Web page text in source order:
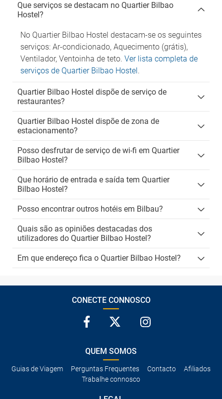
Que serviços se destacam no Quartier Bilbao
Hostel?
No Quartier Bilbao Hostel destacam-se os seguintes
serviços: Ar-condicionado, Aquecimento (grátis),
Ventilador, Ventoinha de teto. Ver lista completa de
serviços de Quartier Bilbao Hostel.
Quartier Bilbao Hostel dispõe de serviço de
restaurantes?
Quartier Bilbao Hostel dispõe de zona de
estacionamento?
Posso desfrutar de serviço de wi-fi em Quartier
Bilbao Hostel?
Que horário de entrada e saída tem Quartier
Bilbao Hostel?
Posso encontrar outros hotéis em Bilbau?
Quais são as opiniões destacadas dos
utilizadores do Quartier Bilbao Hostel?
Em que endereço fica o Quartier Bilbao Hostel?
CONECTE CONNOSCO
QUEM SOMOS
Guias de Viagem Perguntas Frequentes Contacto
Afiliados
Trabalhe connosco